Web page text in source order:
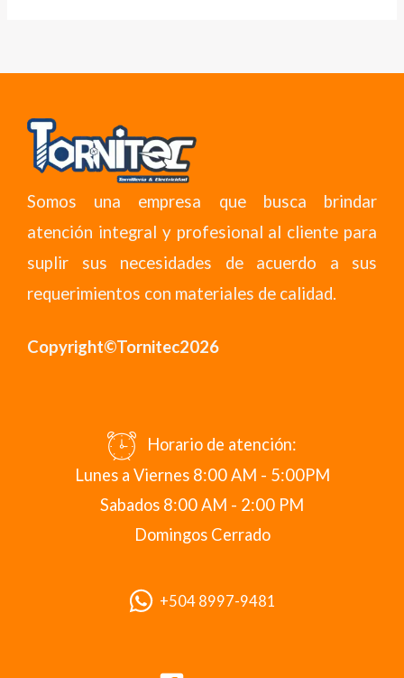
Somos una empresa que busca brindar
atención integral y profesional al cliente para
suplir sus necesidades de acuerdo a sus
requerimientos con materiales de calidad.
Copyright©Tornitec2026
Horario de atención:
Lunes a Viernes 8:00 AM - 5:00PM
Sabados 8:00 AM - 2:00 PM
Domingos Cerrado
+504 8997-9481